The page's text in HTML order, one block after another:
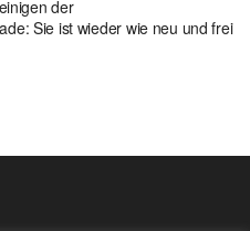
der
Sie ist wieder wie neu und frei